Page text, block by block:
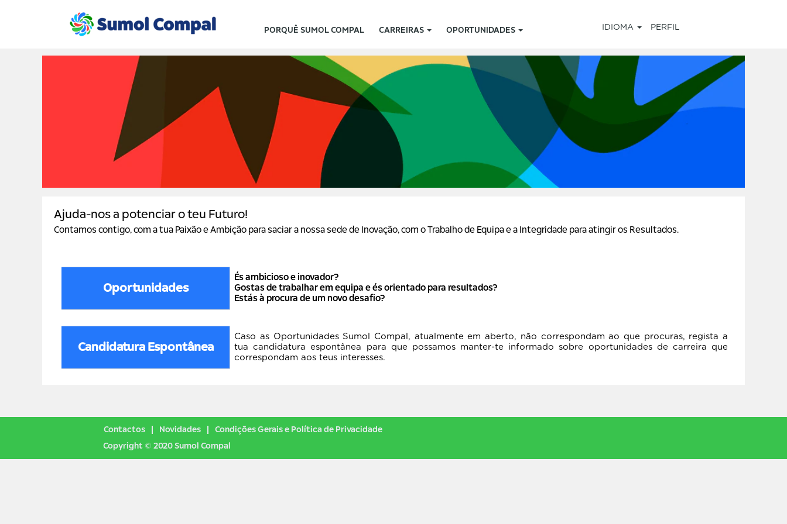
PORQUÊ SUMOL COMPAL CARREIRAS OPORTUNIDADES IDIOMA PERFIL
CANDIDATURAS
Ajuda-nos a potenciar o teu Futuro!
Contamos contigo, com a tua Paixão e Ambição para saciar a nossa sede de Inovação, com o Trabalho de Equipa e a Integridade para atingir os Resultados.
Oportunidades
És ambicioso e inovador?
Gostas de trabalhar em equipa e és orientado para resultados?
Estás à procura de um novo desafio?
Candidatura Espontânea
Caso as Oportunidades Sumol Compal, atualmente em aberto, não correspondam ao que procuras, regista a
tua candidatura espontânea para que possamos manter-te informado sobre oportunidades de carreira que
correspondam aos teus interesses.
Contactos Novidades
Condições Gerais e Política de Privacidade
Copyright © 2020 Sumol Compal